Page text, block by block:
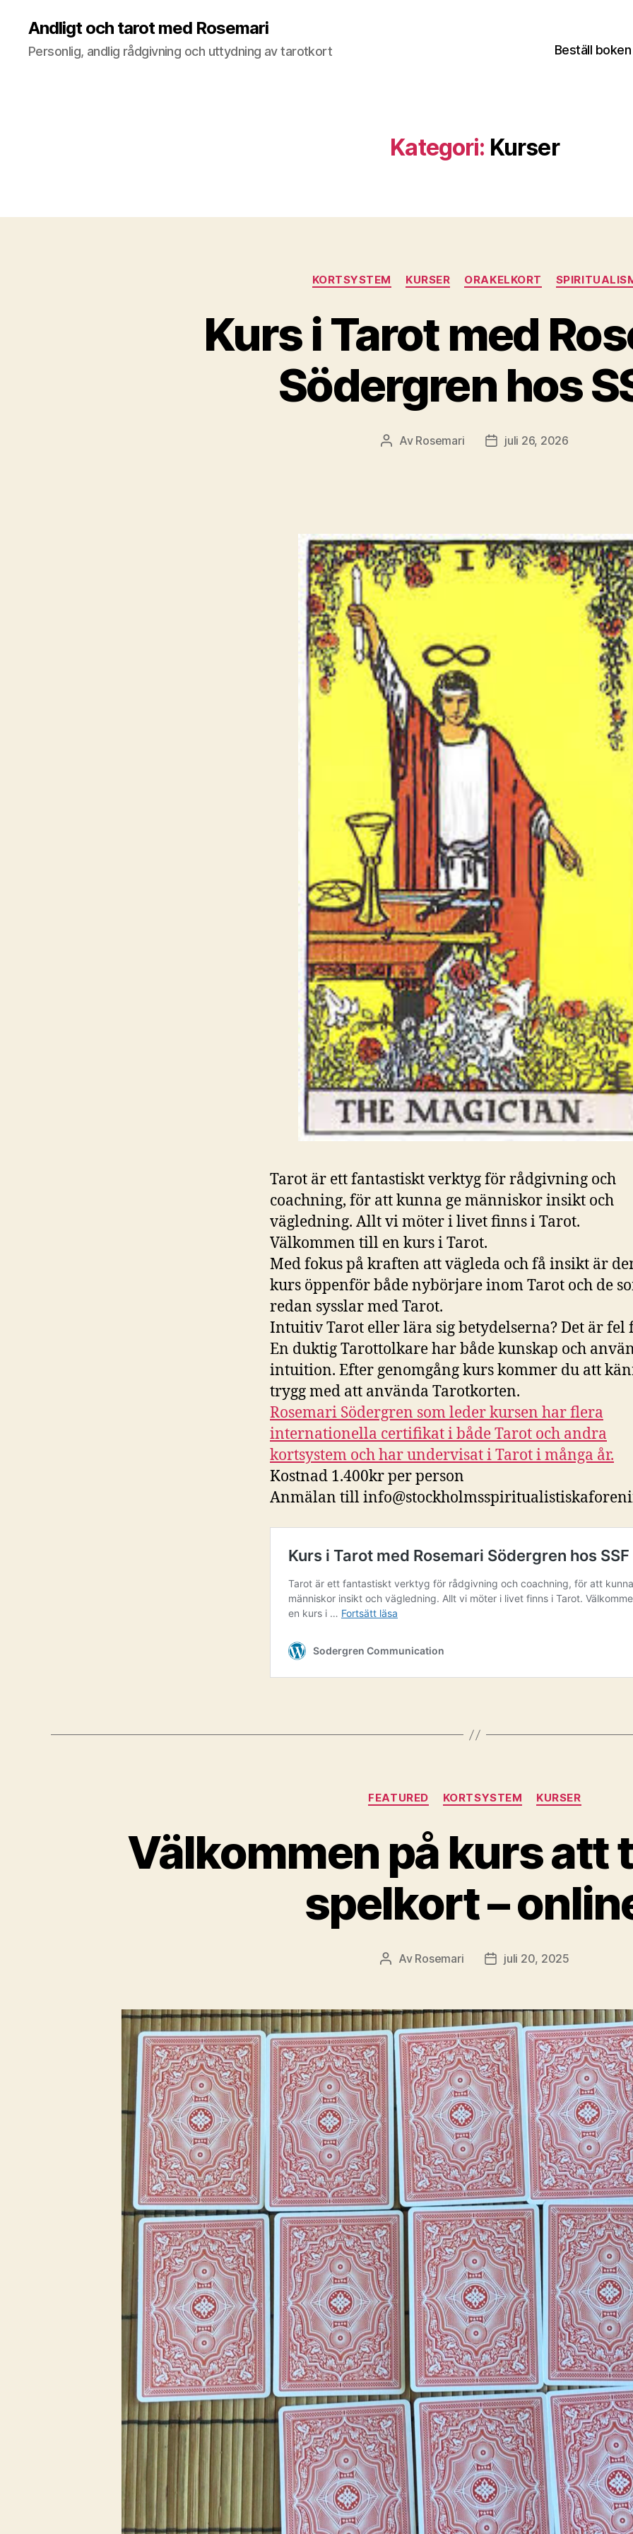
Andligt och tarot med Rosemari
Personlig, andlig rådgivning och uttydning av tarotkort Beställ
Kategori: Kurser
Kategorier
KORTSYSTEM KURSER ORAKELKORT
Kurs i Tarot med
Södergren hos
Inläggsförfattare
Av Rosemari Inläggsdatum
juli 26, 2026
Tarot är ett fantastiskt verktyg för rådgivning och
coachning, för att kunna ge människor insikt och
vägledning. Allt vi möter i livet finns i Tarot.
Välkommen till en kurs i Tarot.
Med fokus på kraften att vägleda och få insikt är
kurs öppenför både nybörjare inom Tarot och de
redan sysslar med Tarot.
Intuitiv Tarot eller lära sig betydelserna? Det är fel
En duktig Tarottolkare har både kunskap och
intuition. Efter genomgång kurs kommer du att
trygg med att använda Tarotkorten.
Rosemari Södergren som leder kursen har flera
internationella certifikat i både Tarot och andra
kortsystem och har undervisat i Tarot i många år.
Kostnad 1.400kr per person
Anmälan till
Kategorier
FEATURED KORTSYSTEM KURSER
Välkommen på kurs att
spelkort –
Inläggsförfattare
Av Rosemari Inläggsdatum
juli 20, 2025